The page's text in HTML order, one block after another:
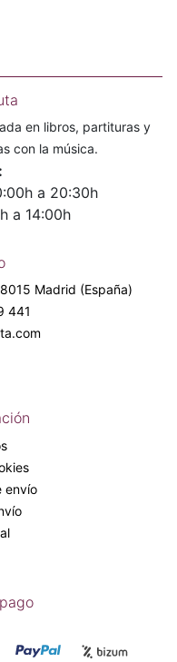
en libros, partituras y
con la música.
a 20:30h
a 14:00h
Madrid (España)
441
envío